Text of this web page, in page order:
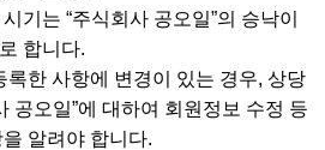
기는 “주식회사 공오일”의 승낙이
합니다.
한 사항에 변경이 있는 경우, 상당
공오일”에 대하여 회원정보 수정 등
알려야 합니다.